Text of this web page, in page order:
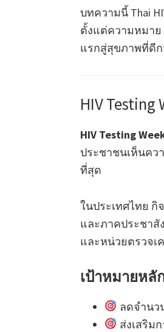
บทความนี้ Thai
ตั้งแต่ความหมา
แรกสู่สุขภาพที่ดี
HIV Testing
HIV Testing
ประชาชนเห็นคว
ที่สุด
ในประเทศไทย
และภาคประชาสั
และหน่วยตรวจ
เป้าหมายหลั
ลดจำนว
ส่งเสริม